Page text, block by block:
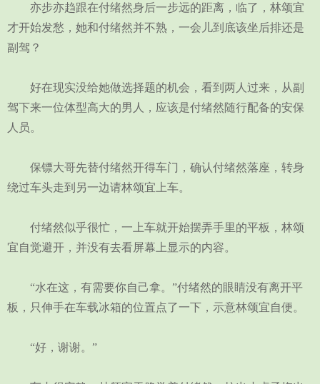
亦步亦趋跟在付绪然身后一步远的距离，临了，林颂宜
才开始发愁，她和付绪然并不熟，一会儿到底该坐后排还是
副驾？
好在现实没给她做选择题的机会，看到两人过来，从副
驾下来一位体型高大的男人，应该是付绪然随行配备的安保
人员。
保镖大哥先替付绪然开得车门，确认付绪然落座，转身
绕过车头走到另一边请林颂宜上车。
付绪然似乎很忙，一上车就开始摆弄手里的平板，林颂
宜自觉避开，并没有去看屏幕上显示的内容。
“水在这，有需要你自己拿。”付绪然的眼睛没有离开平
板，只伸手在车载冰箱的位置点了一下，示意林颂宜自便。
“好，谢谢。”